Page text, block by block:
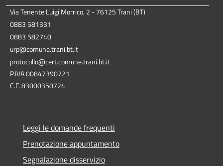
Via Tenente Luigi Morrico, 2 - 76125 Trani (BT)
0883 581331
0883 582740
urp@comune.trani.bt.it
protocollo@cert.comune.trani.bt.it
P.IVA 00847390721
C.F. 83000350724
Leggi le domande frequenti
Prenotazione appuntamento
Segnalazione disservizio